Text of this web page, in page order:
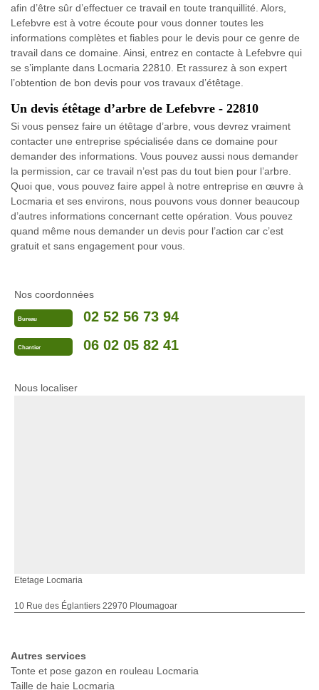
afin d’être sûr d’effectuer ce travail en toute tranquillité. Alors,
Lefebvre est à votre écoute pour vous donner toutes les
informations complètes et fiables pour le devis pour ce genre de
travail dans ce domaine. Ainsi, entrez en contacte à Lefebvre qui
se s’implante dans Locmaria 22810. Et rassurez à son expert
l’obtention de bon devis pour vos travaux d’étêtage.
Un devis étêtage d’arbre de Lefebvre - 22810
Si vous pensez faire un étêtage d’arbre, vous devrez vraiment
contacter une entreprise spécialisée dans ce domaine pour
demander des informations. Vous pouvez aussi nous demander
la permission, car ce travail n’est pas du tout bien pour l’arbre.
Quoi que, vous pouvez faire appel à notre entreprise en œuvre à
Locmaria et ses environs, nous pouvons vous donner beaucoup
d’autres informations concernant cette opération. Vous pouvez
quand même nous demander un devis pour l’action car c’est
gratuit et sans engagement pour vous.
Nos coordonnées
Bureau 02 52 56 73 94
Chantier 06 02 05 82 41
Nous localiser
Etetage Locmaria
10 Rue des Églantiers 22970 Ploumagoar
Autres services
Tonte et pose gazon en rouleau Locmaria
Taille de haie Locmaria